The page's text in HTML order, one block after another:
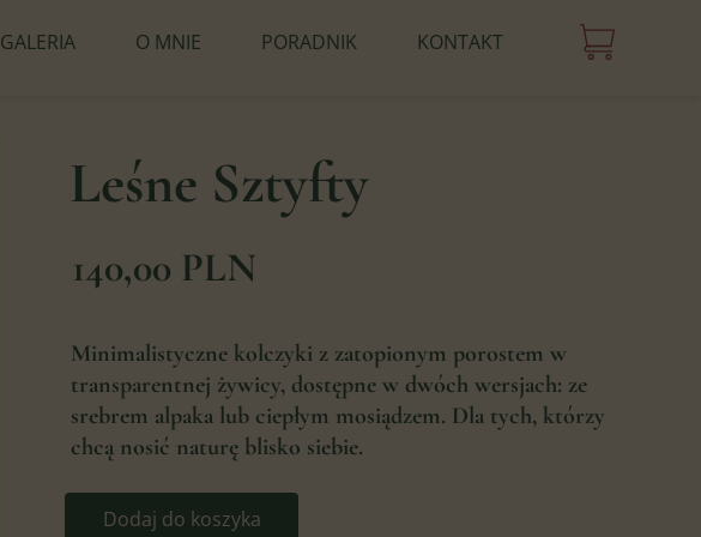
GALERIA O MNIE PORADNIK KONTAKT
Dodaj do koszyka
140,00 PLN
Leśne Sztyfty
Minimalistyczne kolczyki z zatopionym porostem w
transparentnej żywicy, dostępne w dwóch wersjach: ze
srebrem alpaka lub ciepłym mosiądzem. Dla tych, którzy
chcą nosić naturę blisko siebie.